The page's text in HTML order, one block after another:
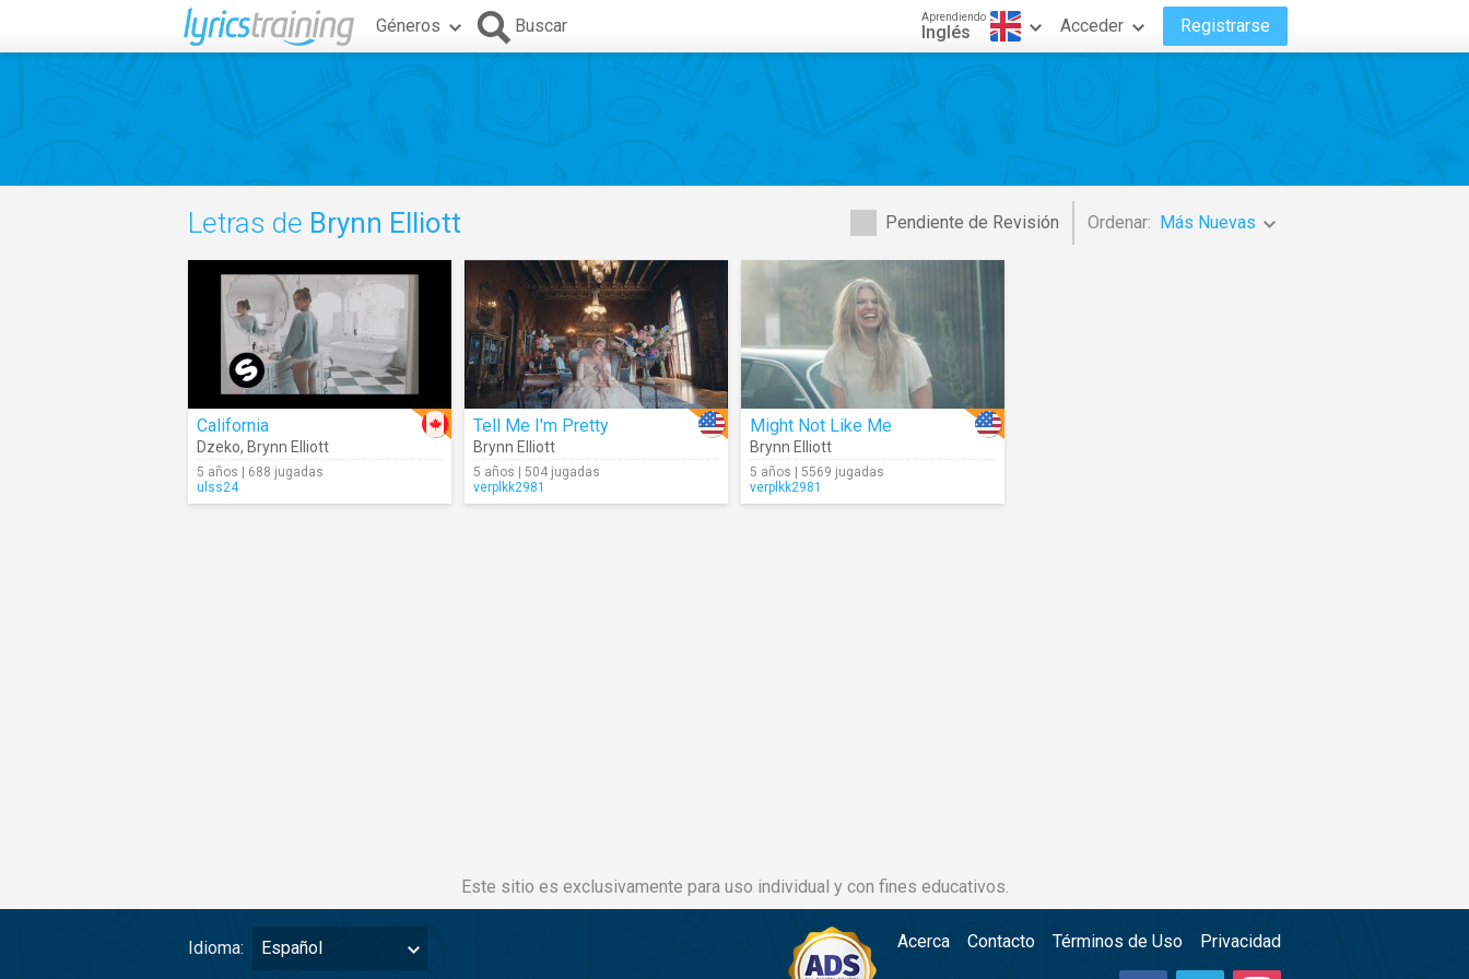
Géneros Buscar Aprendiendo
Inglés Acceder Registrarse
Pendiente de Revisión Ordenar: Más Nuevas
Letras de Brynn Elliott
California
Dzeko, Brynn Elliott
5 años | 688 jugadas
ulss24
Tell Me I'm Pretty
Brynn Elliott
5 años | 504 jugadas
verplkk2981
Might Not Like Me
Brynn Elliott
5 años | 5569 jugadas
verplkk2981
Este sitio es exclusivamente para uso individual y con fines educativos.
Idioma: Español Acerca Contacto Términos de Uso Privacidad